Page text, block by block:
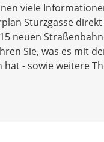
viele
Sturzgasse direkt
neuen
Sie, was es mit
- sowie weitere